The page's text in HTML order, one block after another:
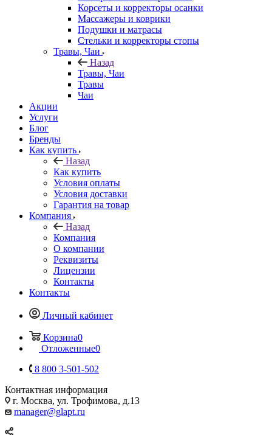
Корсеты и корректоры осанки
Массажеры и коврики
Подушки и матрасы
Стельки и корректоры стопы
Травы, Чаи
Назад
Травы, Чаи
Травы
Чаи
Акции
Услуги
Блог
Бренды
Как купить
Назад
Как купить
Условия оплаты
Условия доставки
Гарантия на товар
Компания
Назад
Компания
О компании
Реквизиты
Лицензии
Контакты
Контакты
Личный кабинет
Корзина0
Отложенные0
8 800 3-501-502
Контактная информация
г. Москва, ул. Трофимова, д.13
manager@glapt.ru